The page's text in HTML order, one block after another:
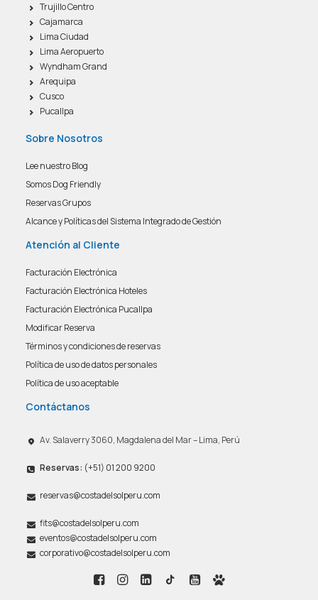
Trujillo Centro
Cajamarca
Lima Ciudad
Lima Aeropuerto
Wyndham Grand
Arequipa
Cusco
Pucallpa
Sobre Nosotros
Lee nuestro Blog
Somos Dog Friendly
Reservas Grupos
Alcance y Políticas del Sistema Integrado de Gestión
Atención al Cliente
Facturación Electrónica
Facturación Electrónica Hoteles
Facturación Electrónica Pucallpa
Modificar Reserva
Términos y condiciones de reservas
Política de uso de datos personales
Política de uso aceptable
Contáctanos
Av. Salaverry 3060, Magdalena del Mar – Lima, Perú
Reservas: (+51) 01 200 9200
reservas@costadelsolperu.com
fits@costadelsolperu.com
eventos@costadelsolperu.com
corporativo@costadelsolperu.com